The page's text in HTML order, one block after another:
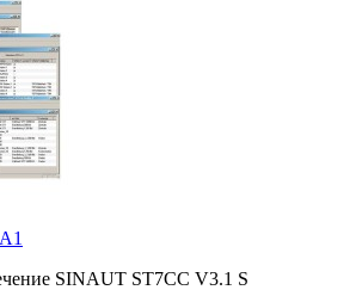
SINAUT ST7CC V3.1 S